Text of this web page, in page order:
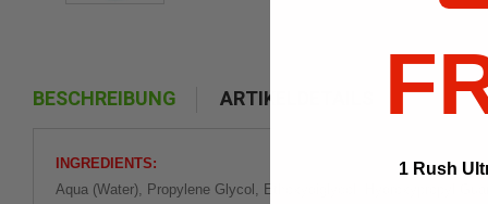
BESCHREIBUNG ARTIKELDETAILS
INGREDIENTS:
Aqua (Water), Propylene Glycol, Ethoxydiglycol, Hydroxypropyl
1 Rush